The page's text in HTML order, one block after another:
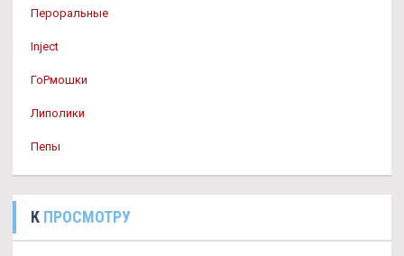
Пероральные
Inject
ГоРмошки
Липолики
Пепы
К ПРОСМОТРУ